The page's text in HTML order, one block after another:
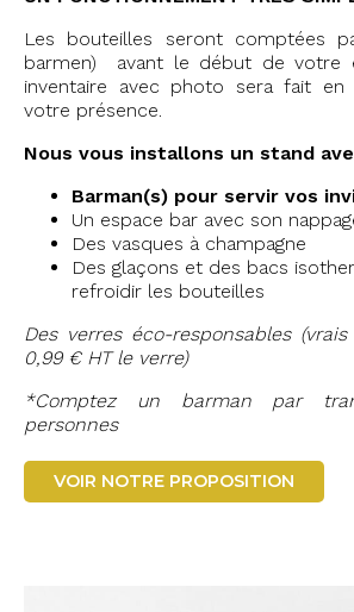
Les bouteilles seront comptées
barmen) avant le début de votre
inventaire avec photo sera fait
votre présence.
Nous vous installons un stand
Barman(s) pour servir vos
Un espace bar avec son
Des vasques à champagne
Des glaçons et des bacs
refroidir les bouteilles
Des verres éco-responsables
0,99 € HT le verre)
*Comptez un barman par
personnes
VOIR NOTRE PROPOSITION